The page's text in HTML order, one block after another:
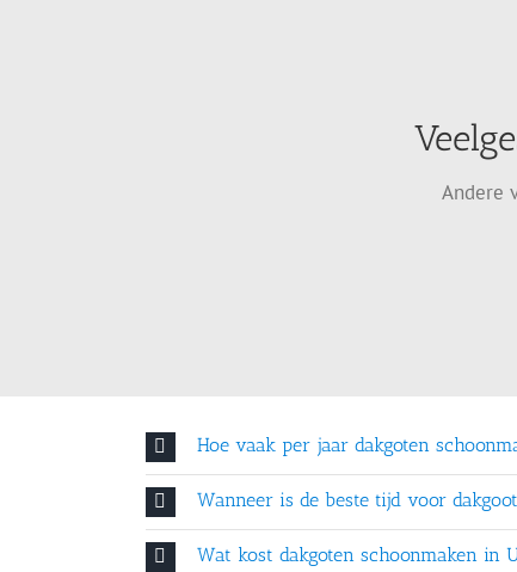
Andere
Hoe vaak per jaar dakgoten
Wanneer is de beste tijd voor
Wat kost dakgoten schoonmaken in